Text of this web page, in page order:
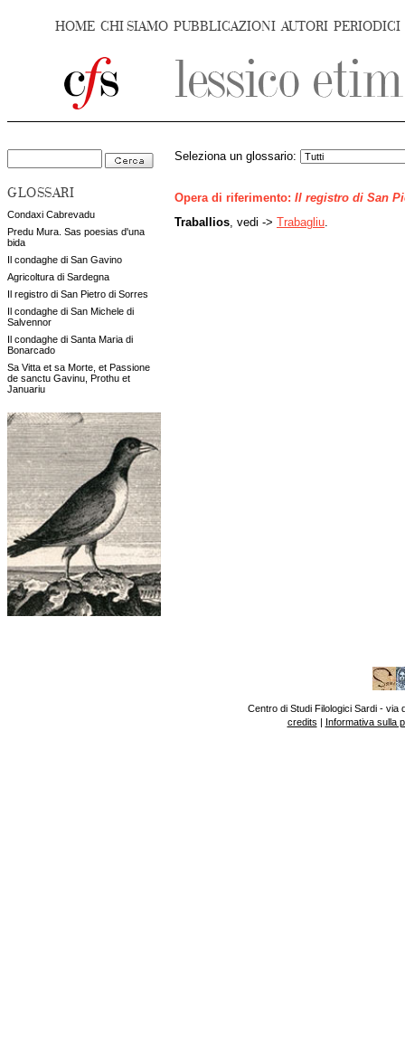
HOME CHI SIAMO PUBBLICAZIONI AUTORI PERIODICI
GLOSSARI
Condaxi Cabrevadu
Predu Mura. Sas poesias d'una
bida
Il condaghe di San Gavino
Agricoltura di Sardegna
Il registro di San Pietro di Sorres
Il condaghe di San Michele di
Salvennor
Il condaghe di Santa Maria di
Bonarcado
Sa Vitta et sa Morte, et Passione
de sanctu Gavinu, Prothu et
Januariu
Seleziona un glossario:
Opera di riferimento: Il registro di San
Traballios , vedi -> Trabagliu
Centro di Studi Filologici Sardi - via
credits | Informativa sulla